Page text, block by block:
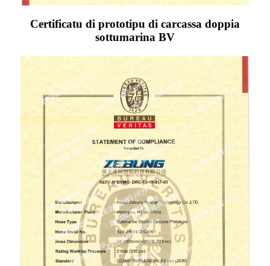
Certificatu di prototipu di carcassa doppia
sottumarina BV